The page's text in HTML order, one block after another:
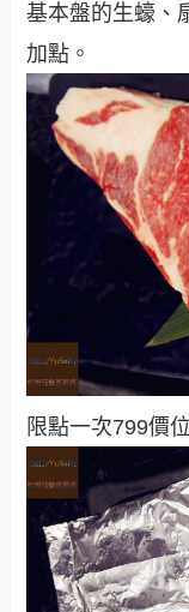
基本盤的生蠔、
加點。
限點一次799價